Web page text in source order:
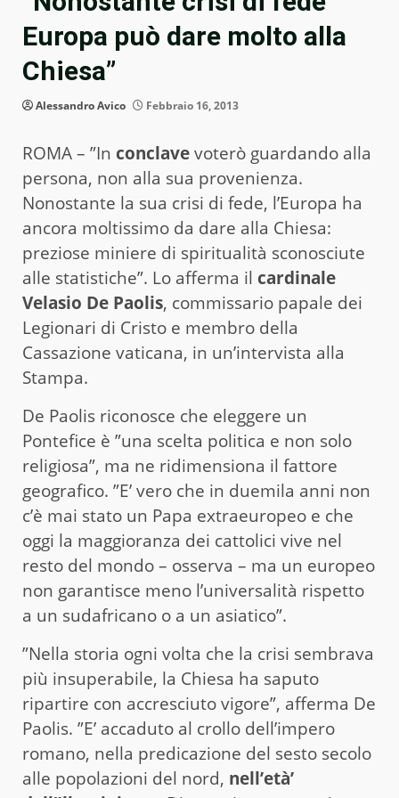
Europa può dare molto alla
Chiesa”
Alessandro Avico Febbraio 16, 2013
ROMA – ”In conclavevoterò guardando alla
persona, non alla sua provenienza.
Nonostante la sua crisi di fede, l’Europa ha
ancora moltissimo da dare alla Chiesa:
preziose miniere di spiritualità sconosciute
alle statistiche”. Lo afferma il cardinale
Velasio De Paolis, commissario papale dei
Legionari di Cristo e membro della
Cassazione vaticana, in un’intervista alla
Stampa.
De Paolis riconosce che eleggere un
Pontefice è ”una scelta politica e non solo
religiosa”, ma ne ridimensiona il fattore
geografico. ”E’ vero che in duemila anni non
c’è mai stato un Papa extraeuropeo e che
oggi la maggioranza dei cattolici vive nel
resto del mondo – osserva – ma un europeo
non garantisce meno l’universalità rispetto
a un sudafricano o a un asiatico”.
”Nella storia ogni volta che la crisi sembrava
più insuperabile, la Chiesa ha saputo
ripartire con accresciuto vigore”, afferma De
Paolis. ”E’ accaduto al crollo dell’impero
romano, nella predicazione del sesto secolo
alle popolazioni del nord, nell’età’